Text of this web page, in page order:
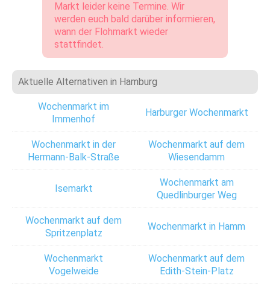
Markt leider keine Termine. Wir
werden euch bald darüber informieren,
wann der Flohmarkt wieder
stattfindet.
Aktuelle Alternativen in Hamburg
Wochenmarkt im
Immenhof
Harburger Wochenmarkt
Wochenmarkt in der
Hermann-Balk-Straße
Wochenmarkt auf dem
Wiesendamm
Isemarkt
Wochenmarkt am
Quedlinburger Weg
Wochenmarkt auf dem
Spritzenplatz
Wochenmarkt in Hamm
Wochenmarkt
Vogelweide
Wochenmarkt auf dem
Edith-Stein-Platz